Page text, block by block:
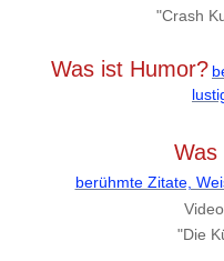
"Crash
Was ist Humor?
Was
berühmte Zitate,
"Die